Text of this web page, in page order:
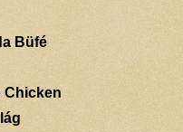
Büfé
Chicken